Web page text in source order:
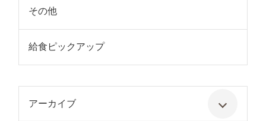
その他
給食ピックアップ
アーカイブ